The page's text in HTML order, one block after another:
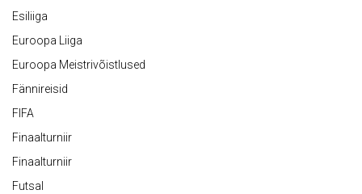
Esiliiga
Euroopa Liiga
Euroopa Meistrivõistlused
Fännireisid
FIFA
Finaalturniir
Finaalturniir
Futsal